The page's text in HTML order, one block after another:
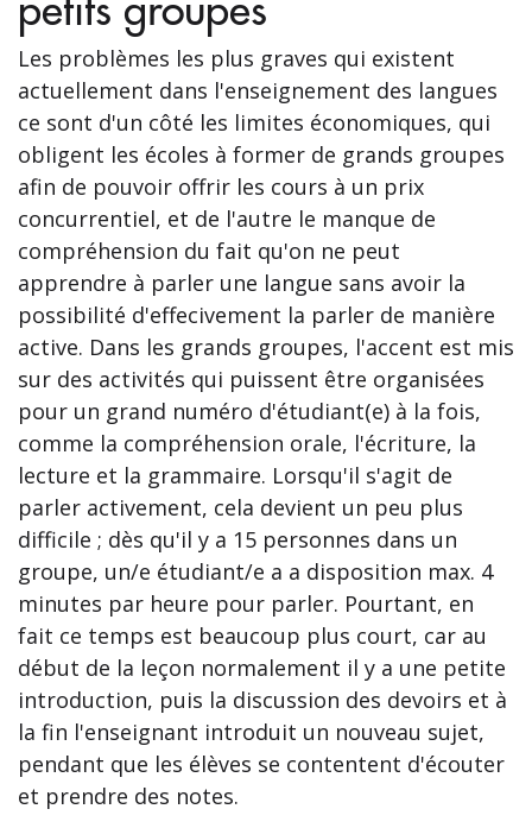
Les problèmes les plus graves qui existent
actuellement dans l'enseignement des langues
ce sont d'un côté les limites économiques, qui
obligent les écoles à former de grands groupes
afin de pouvoir offrir les cours à un prix
concurrentiel, et de l'autre le manque de
compréhension du fait qu'on ne peut
apprendre à parler une langue sans avoir la
possibilité d'effecivement la parler de manière
active. Dans les grands groupes, l'accent est mis
sur des activités qui puissent être organisées
pour un grand numéro d'étudiant(e) à la fois,
comme la compréhension orale, l'écriture, la
lecture et la grammaire. Lorsqu'il s'agit de
parler activement, cela devient un peu plus
difficile ; dès qu'il y a 15 personnes dans un
groupe, un/e étudiant/e a a disposition max. 4
minutes par heure pour parler. Pourtant, en
fait ce temps est beaucoup plus court, car au
début de la leçon normalement il y a une petite
introduction, puis la discussion des devoirs et à
la fin l'enseignant introduit un nouveau sujet,
pendant que les élèves se contentent d'écouter
et prendre des notes.